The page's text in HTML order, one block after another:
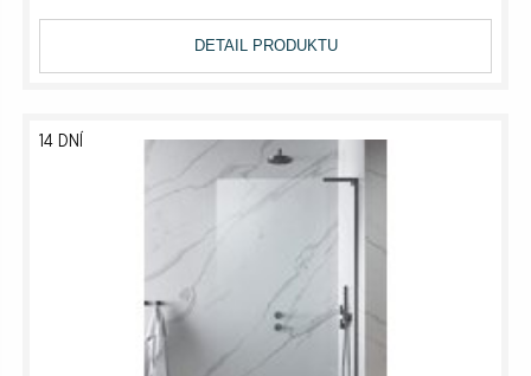
DETAIL PRODUKTU
14 DNÍ